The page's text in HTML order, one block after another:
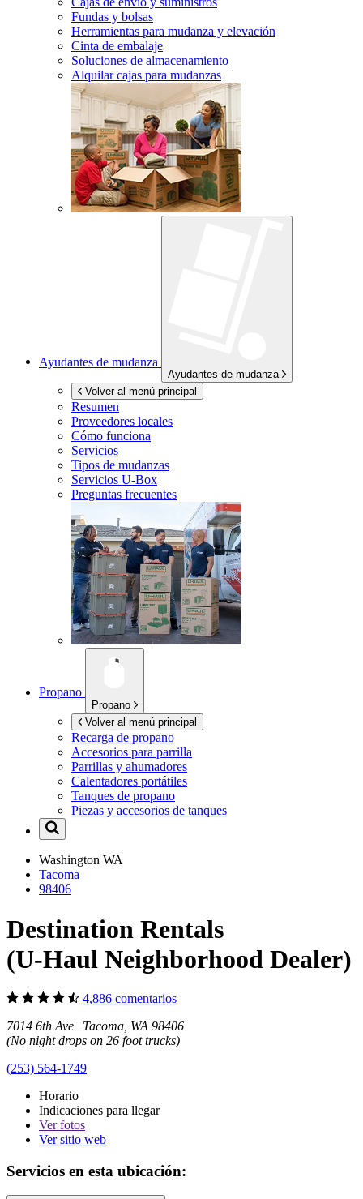
Fundas y bolsas
Herramientas para mudanza y elevación
Cinta de embalaje
Soluciones de almacenamiento
Alquilar cajas para mudanzas
Ayudantes de mudanza
Ayudantes de mudanza
Volver al menú principal
Resumen
Proveedores locales
Cómo funciona
Servicios
Tipos de mudanzas
Servicios U-Box
Preguntas frecuentes
Propano
Propano
Volver al menú principal
Recarga de propano
Accesorios para parrilla
Parrillas y ahumadores
Calentadores portátiles
Tanques de propano
Piezas y accesorios de tanques
Washington WA
Tacoma
98406
Destination Rentals
(U-Haul Neighborhood Dealer)
4,886 comentarios
7014 6th Ave Tacoma, WA 98406
(No night drops on 26 foot trucks)
(253) 564-1749
Horario
Indicaciones para llegar
Verfotos
Ver sitio web
Servicios en esta ubicación: